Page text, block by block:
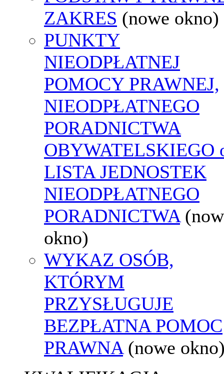
ZAKRES (nowe okno)
PUNKTY
NIEODPŁATNEJ
POMOCY PRAWNEJ,
NIEODPŁATNEGO
PORADNICTWA
OBYWATELSKIEGO
LISTA JEDNOSTEK
NIEODPŁATNEGO
PORADNICTWA
okno)
WYKAZ OSÓB,
KTÓRYM
PRZYSŁUGUJE
BEZPŁATNA POMOC
PRAWNA (nowe